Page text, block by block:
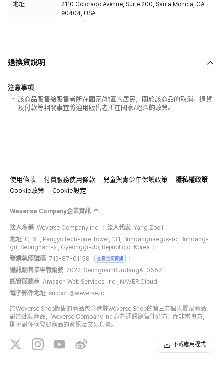
地址
2110 Colorado Avenue, Suite 200, Santa Monica, CA
90404, USA
退換貨說明
注意事項
該商品販售給販售者所在國家/地區的居民，關於該商品的取消、退貨
及付款等相關事宜將適用販售者所在國家/地區的政策。
使用條款 付費服務使用條款 兒童與青少年保護政策
隱私權政策
Cookie政策
Cookie設定
Weverse Company企業資訊
法人名稱 Weverse Company Inc. 法人代表 Yang Zooil
地址 C, 6F, PangyoTech-one Tower, 131, Bundangnaegok-ro, Bundang-
gu, Seongnam-si, Gyeonggi-do, Republic of Korea
營業執照號碼 716-87-01158 查看企業資訊
通訊銷售業申報編號 2022-SeongnamBundangA-0557
託管服務商 Amazon Web Services, Inc., NAVER Cloud
電子郵件地址 support@weverse.io
於Weverse Shop販售的商品包含進駐Weverse Shop的第三方個人賣家商品，
對於此類商品，Weverse Company Inc.身為通訊銷售仲介方，而非當事方，
則不對任何登錄商品的資訊及交易負責。
下載應用程式